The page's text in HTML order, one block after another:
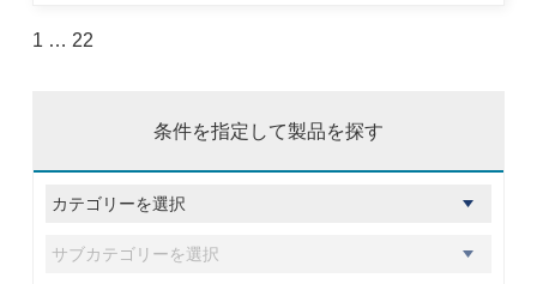
1 … 22
条件を指定して製品を探す